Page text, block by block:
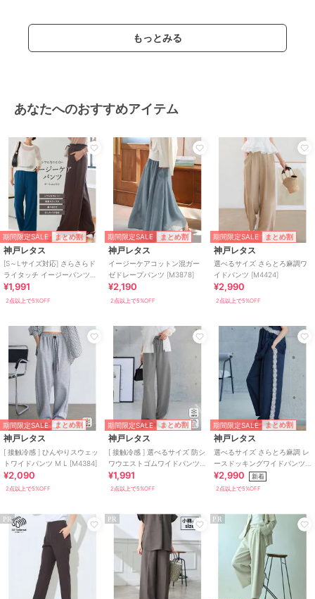
スタイル/ビジネス/カジュア
セレモニー・入学式・卒業式
ー/ストレートパンツ
ル/セレモニー・入学式・卒業式
原産国 中国
もっとみる
あなたへのおすすめアイテム
期間限定SALE まとめ割
神戸レタス
[S～Lサイズ対応] さらさらド
ライタッチ イージーパンツ
[M3949]
¥1,991
2点以上で5%OFF
期間限定SALE まとめ割
神戸レタス
イージーケアコットン混ガー
ゼドレープパンツ [M3878]
¥2,190
2点以上で5%OFF
期間限定SALE まとめ割
神戸レタス
選べるサイズ さらとろ麻調ワ
イドパンツ [M4424]
¥2,990
2点以上で5%OFF
期間限定SALE まとめ割
神戸レタス
[ 接触冷感 ] ひんやりスウェッ
トワイドパンツ M L [M4384]
¥2,090
2点以上で5%OFF
期間限定SALE まとめ割
神戸レタス
[ 接触冷感 ] 選べるサイズ 防シ
ワウエストゴムワイドパンツ
[M4432]
¥1,991
2点以上で5%OFF
期間限定SALE まとめ割
神戸レタス
選べるサイズ さらとろ麻調 レ
ースドッキングワイドパンツ
[M4435]
¥2,990 新着
2点以上で5%OFF
PR PR PR